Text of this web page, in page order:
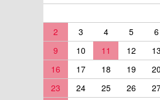
2
3 4 5 6
9
10 11 12 13
16
17 18 19 20
23
24 25 26